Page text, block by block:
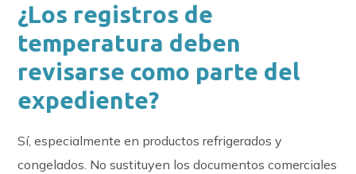
¿Los registros de
temperatura deben
revisarse como parte del
expediente?
Sí, especialmente en productos refrigerados y
congelados. No sustituyen los documentos comerciales